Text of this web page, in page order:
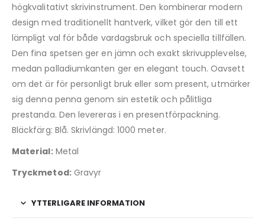
högkvalitativt skrivinstrument. Den kombinerar modern
design med traditionellt hantverk, vilket gör den till ett
lämpligt val för både vardagsbruk och speciella tillfällen.
Den fina spetsen ger en jämn och exakt skrivupplevelse,
medan palladiumkanten ger en elegant touch. Oavsett
om det är för personligt bruk eller som present, utmärker
sig denna penna genom sin estetik och pålitliga
prestanda. Den levereras i en presentförpackning.
Bläckfärg: Blå. Skrivlängd: 1000 meter.
Material:Metal
Tryckmetod:Gravyr
YTTERLIGARE INFORMATION